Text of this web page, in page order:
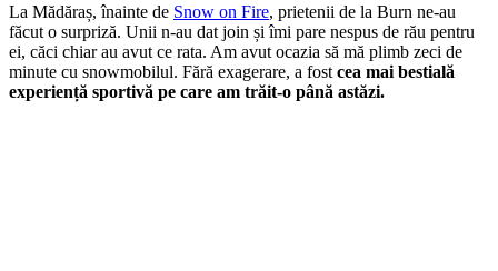
La Mădăraș, înainte de Snow on Fire, prietenii de la Burn ne-au
făcut o surpriză. Unii n-au dat join și îmi pare nespus de rău pentru
ei, căci chiar au avut ce rata. Am avut ocazia să mă plimb zeci de
minute cu snowmobilul. Fără exagerare, a fost cea mai bestială
experiență sportivă pe care am trăit-o până astăzi.